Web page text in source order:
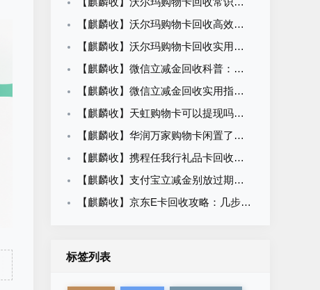
【麒麟收】沃尔玛购物卡回收高效方法：职场人闲置卡券处理攻略
【麒麟收】沃尔玛购物卡回收实用指南：闲置卡券轻松盘活方法
【麒麟收】微信立减金回收科普：闲置权益变现的合规路径与操作方法
【麒麟收】微信立减金回收实用指南：别让卡包里的小钱悄悄溜走
【麒麟收】天虹购物卡可以提现吗？一篇看懂回收价格、平台选择与操作流程
【麒麟收】华润万家购物卡闲置了怎么办？别等过期才后悔，这个方法很多人都在用
【麒麟收】携程任我行礼品卡回收平台怎么选？先别急着提交卡密，这几点建议先看看
【麒麟收】支付宝立减金别放过期了！越来越多人这样处理，安全又省心
【麒麟收】京东E卡回收攻略：几步完成回收，92折价格哪里看？一文了解
标签列表